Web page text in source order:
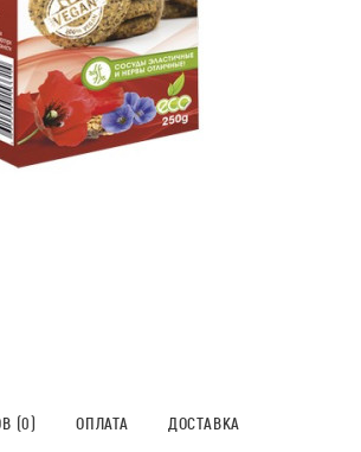
(0) ОПЛАТА ДОСТАВКА